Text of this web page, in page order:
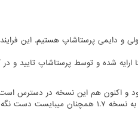
و دایمی پرستاشاپ هستیم. این
چین سازی پرستاشاپ ۱.۷ توسط آی پرستا ارایه شده و توسط
پیشنهاد می‌شود و اکنون هم این نسخه در دسترس